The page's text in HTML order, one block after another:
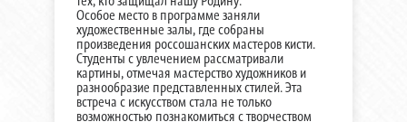
Особое место в программе заняли
художественные залы, где собраны
произведения россошанских мастеров кисти.
Студенты с увлечением рассматривали
картины, отмечая мастерство художников и
разнообразие представленных стилей. Эта
встреча с искусством стала не только
возможностью познакомиться с творчеством